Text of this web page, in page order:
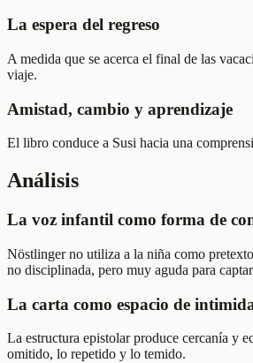
La espera del regreso
A medida que se acerca el final de las
viaje.
Amistad, cambio y aprendizaje
El libro conduce a Susi hacia una
Análisis
La voz infantil como forma de
Nöstlinger no utiliza a la niña como
no disciplinada, pero muy aguda para
La carta como espacio de
La estructura epistolar produce cercanía y
omitido, lo repetido y lo temido.